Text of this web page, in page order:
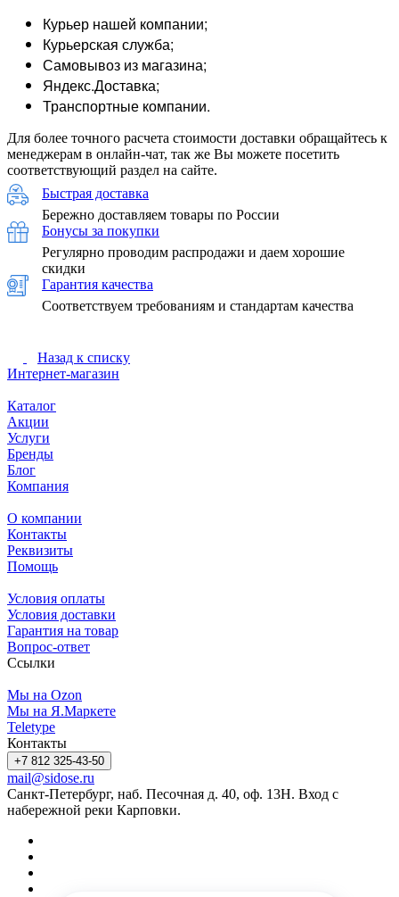
Курьер нашей компании;
Курьерская служба;
Самовывоз из магазина;
Яндекс.Доставка;
Транспортные компании.
Для более точного расчета стоимости доставки обращайтесь к
менеджерам в онлайн-чат, так же Вы можете посетить
соответствующий раздел на сайте.
Быстрая доставка
Бережно доставляем товары по России
Бонусы за покупки
Регулярно проводим распродажи и даем хорошие
скидки
Гарантия качества
Соответствуем требованиям и стандартам качества
Назад к списку
Интернет-магазин
Каталог
Акции
Услуги
Бренды
Блог
Компания
О компании
Контакты
Реквизиты
Помощь
Условия оплаты
Условия доставки
Гарантия на товар
Вопрос-ответ
Ссылки
Мы на Ozon
Мы на Я.Маркете
Teletype
Контакты
+7 812 325-43-50
mail@sidose.ru
Санкт-Петербург, наб. Песочная д. 40, оф. 13Н. Вход с
набережной реки Карповки.